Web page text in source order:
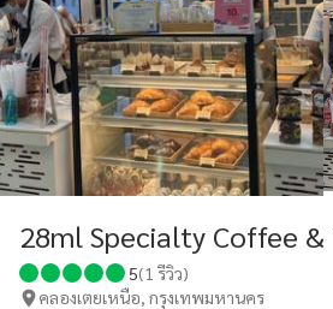
28ml Specialty Coffee &
5(1 รีวิว)
คลองเตยเหนือ, กรุงเทพมหานคร